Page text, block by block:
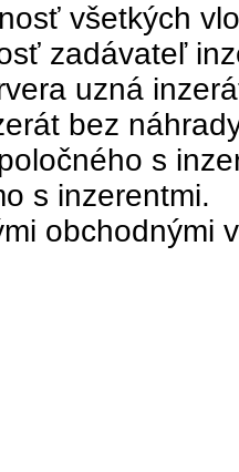
všetkých
zadávateľ
uzná
bez
s
s inzerentmi.
obchodnými